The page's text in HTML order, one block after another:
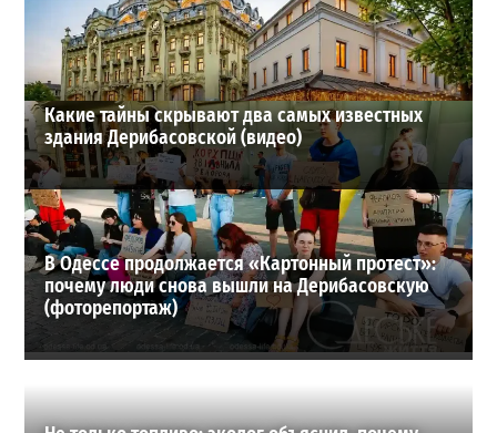
21-07-2026 в 19:23
ВИБОР РЕДАКЦИИ
Какие тайны скрывают два самых известных
здания Дерибасовской (видео)
В Одессе продолжается «Картонный протест»:
почему люди снова вышли на Дерибасовскую
(фоторепортаж)